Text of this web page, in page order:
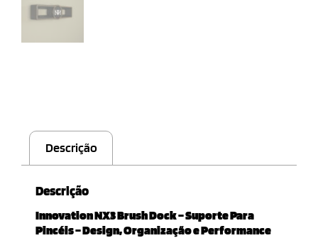
Descrição
Descrição
Innovation NX3 Brush Dock – Suporte Para
Pincéis – Design, Organização e Performance